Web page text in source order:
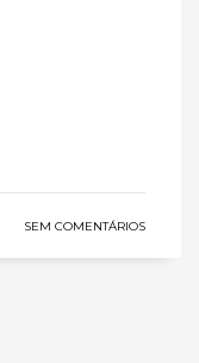
SEM COMENTÁRIOS